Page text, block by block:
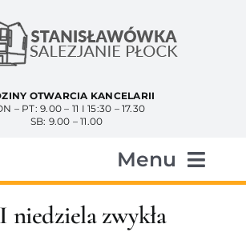
OTWARCIA KANCELARII
– PT: 9.00 – 11 I 15:30 – 17.30
SB: 9.00 – 11.00
Menu
zwykła